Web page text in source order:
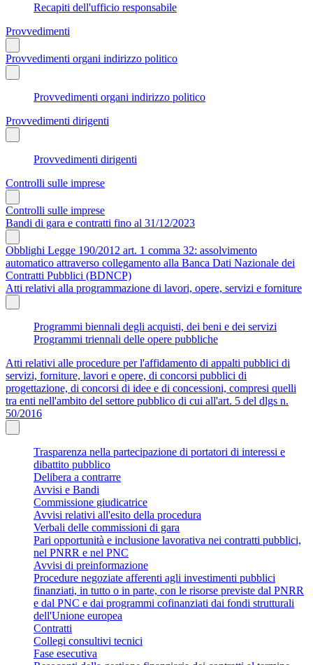
Recapiti dell'ufficio responsabile
Provvedimenti
Provvedimenti organi indirizzo politico
Provvedimenti organi indirizzo politico
Provvedimenti dirigenti
Provvedimenti dirigenti
Controlli sulle imprese
Controlli sulle imprese
Bandi di gara e contratti fino al 31/12/2023
Obblighi Legge 190/2012 art. 1 comma 32: assolvimento
automatico attraverso collegamento alla Banca Dati Nazionale dei
Contratti Pubblici (BDNCP)
Atti relativi alla programmazione di lavori, opere, servizi e forniture
Programmi biennali degli acquisti, dei beni e dei servizi
Programmi triennali delle opere pubbliche
Atti relativi alle procedure per l'affidamento di appalti pubblici di
servizi, forniture, lavori e opere, di concorsi pubblici di
progettazione, di concorsi di idee e di concessioni, compresi quelli
tra enti nell'ambito del settore pubblico di cui all'art. 5 del dlgs n.
50/2016
Trasparenza nella partecipazione di portatori di interessi e
dibattito pubblico
Delibera a contrarre
Avvisi e Bandi
Commissione giudicatrice
Avvisi relativi all'esito della procedura
Verbali delle commissioni di gara
Pari opportunità e inclusione lavorativa nei contratti pubblici,
nel PNRR e nel PNC
Avvisi di preinformazione
Procedure negoziate afferenti agli investimenti pubblici
finanziati, in tutto o in parte, con le risorse previste dal PNRR
e dal PNC e dai programmi cofinanziati dai fondi strutturali
dell'Unione europea
Contratti
Collegi consultivi tecnici
Fase esecutiva